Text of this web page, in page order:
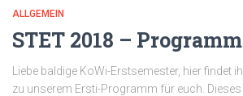
ALLGEMEIN
STET 2018 – Programm
Liebe baldige KoWi-Erstsemester, hier findet
zu unserem Ersti-Programm für euch.